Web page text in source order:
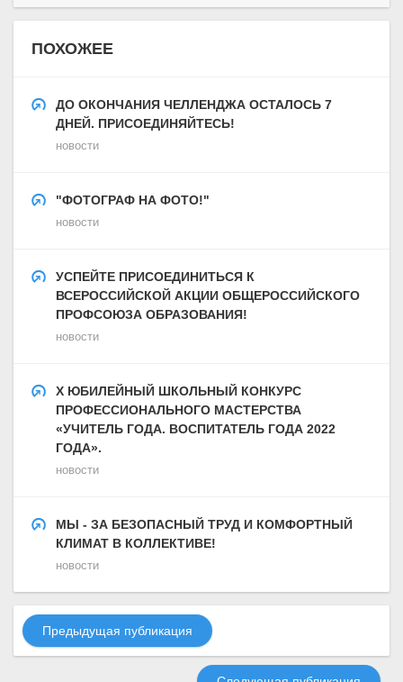
ПОХОЖЕЕ
ДО ОКОНЧАНИЯ ЧЕЛЛЕНДЖА ОСТАЛОСЬ 7
ДНЕЙ. ПРИСОЕДИНЯЙТЕСЬ!
новости
"ФОТОГРАФ НА ФОТО!"
новости
УСПЕЙТЕ ПРИСОЕДИНИТЬСЯ К
ВСЕРОССИЙСКОЙ АКЦИИ ОБЩЕРОССИЙСКОГО
ПРОФСОЮЗА ОБРАЗОВАНИЯ!
новости
Х ЮБИЛЕЙНЫЙ ШКОЛЬНЫЙ КОНКУРС
ПРОФЕССИОНАЛЬНОГО МАСТЕРСТВА
«УЧИТЕЛЬ ГОДА. ВОСПИТАТЕЛЬ ГОДА 2022
ГОДА».
новости
МЫ - ЗА БЕЗОПАСНЫЙ ТРУД И КОМФОРТНЫЙ
КЛИМАТ В КОЛЛЕКТИВЕ!
новости
Предыдущая публикация